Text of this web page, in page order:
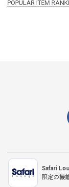
POPULAR ITEM
Safari
限定の機